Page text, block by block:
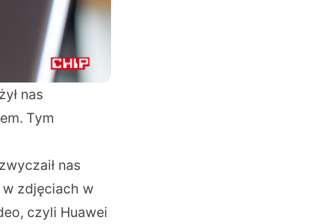
nas
Tym
nas
zdjęciach w
czyli Huawei